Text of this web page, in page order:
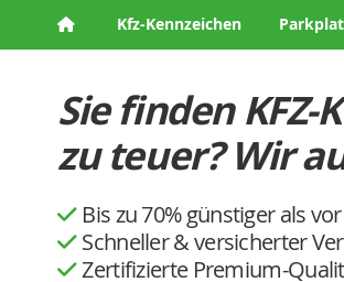
Kfz-Kennzeichen
Sie finden KFZ-
zu teuer? Wir
Bis zu 70% günstiger als
Schneller & versicherter
Zertifizierte Premium-